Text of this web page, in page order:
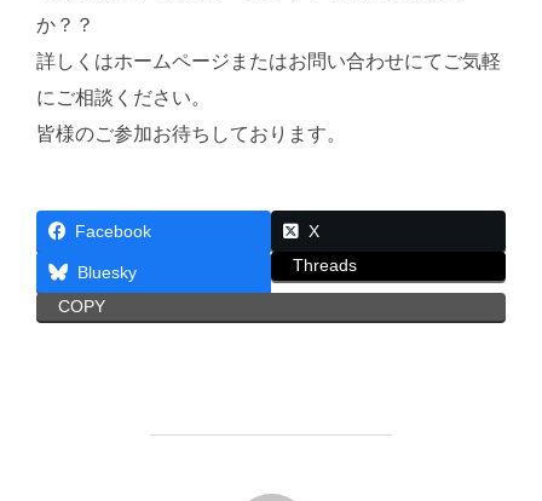
か？？
詳しくはホームページまたはお問い合わせにてご気軽
にご相談ください。
皆様のご参加お待ちしております。
Facebook X
Bluesky Threads
COPY